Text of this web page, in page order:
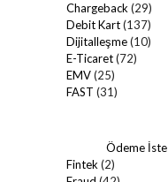
Chargeback(29)
Debit Kart(137)
Dijitalleşme(10)
E-Ticaret(72)
EMV(25)
FAST (31)
Ödeme İste
Fintek(2)